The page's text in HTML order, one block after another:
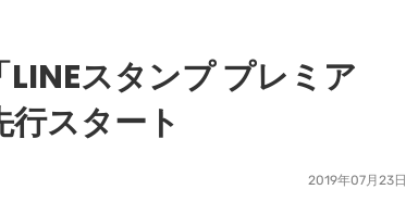
スタンプ プレミア
スタート
2019年07月23日